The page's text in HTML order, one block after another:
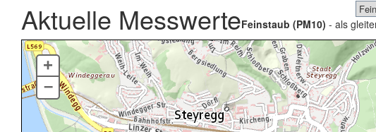
Aktuelle MesswerteFeinstaub (PM10) - als
+
–